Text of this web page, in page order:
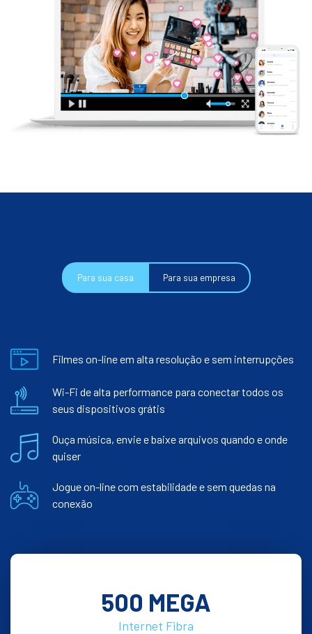
Para sua casa Para sua empresa
Filmes on-line em alta resolução e sem interrupções
Wi-Fi de alta performance para conectar todos os
seus dispositivos grátis
Ouça música, envie e baixe arquivos quando e onde
quiser
Jogue on-line com estabilidade e sem quedas na
conexão
500 MEGA
Internet Fibra